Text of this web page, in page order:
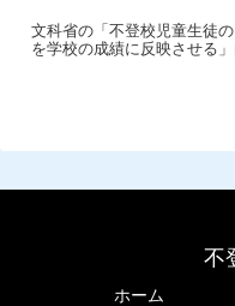
文科省の「不登校児童生徒
を学校の成績に反映させる
不
ホーム